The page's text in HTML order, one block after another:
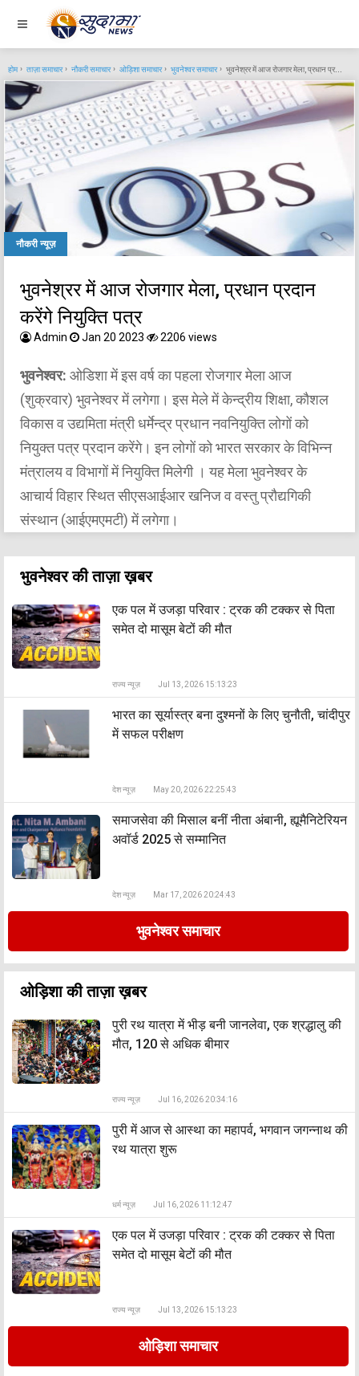
होम ताज़ा समाचार नौकरी समाचार ओड़िशा समाचार भुवनेश्वर समाचार भुवनेश्रर में आज रोजगार मेला, प्रधान प्रदान करेंगे नियुक्ति पत्र
नौकरी न्यूज़
भुवनेश्रर में आज रोजगार मेला, प्रधान प्रदान
करेंगे नियुक्ति पत्र
Admin Jan 20 2023 2206 views
भुवनेश्वर: ओडिशा में इस वर्ष का पहला रोजगार मेला आज
(शुक्रवार) भुवनेश्वर में लगेगा। इस मेले में केन्द्रीय शिक्षा, कौशल
विकास व उद्यमिता मंत्री धर्मेन्द्र प्रधान नवनियुक्ति लोगों को
नियुक्त पत्र प्रदान करेंगे। इन लोगों को भारत सरकार के विभिन्न
मंत्रालय व विभागों में नियुक्ति मिलेगी । यह मेला भुवनेश्वर के
आचार्य विहार स्थित सीएसआईआर खनिज व वस्तु प्रौद्यगिकी
संस्थान (आईएमएमटी) में लगेगा।
भुवनेश्वर की ताज़ा ख़बर
एक पल में उजड़ा परिवार : ट्रक की टक्कर से पिता
समेत दो मासूम बेटों की मौत
राज्य न्यूज़ Jul 13, 2026 15:13:23
भारत का सूर्यास्त्र बना दुश्मनों के लिए चुनौती, चांदीपुर
में सफल परीक्षण
देश न्यूज़ May 20, 2026 22:25:43
समाजसेवा की मिसाल बनीं नीता अंबानी, ह्यूमैनिटेरियन
अवॉर्ड 2025 से सम्मानित
देश न्यूज़ Mar 17, 2026 20:24:43
भुवनेश्वर समाचार
ओड़िशा की ताज़ा ख़बर
पुरी रथ यात्रा में भीड़ बनी जानलेवा, एक श्रद्धालु की
मौत, 120 से अधिक बीमार
राज्य न्यूज़ Jul 16, 2026 20:34:16
पुरी में आज से आस्था का महापर्व, भगवान जगन्नाथ की
रथ यात्रा शुरू
धर्म न्यूज़ Jul 16, 2026 11:12:47
एक पल में उजड़ा परिवार : ट्रक की टक्कर से पिता
समेत दो मासूम बेटों की मौत
राज्य न्यूज़ Jul 13, 2026 15:13:23
ओड़िशा समाचार